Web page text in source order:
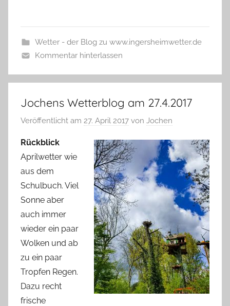
Wetter - der Blog zu www.ingersheimwetter.de
Kommentar hinterlassen
Jochens Wetterblog am 27.4.2017
Veröffentlicht am 27. April 2017 von Jochen
Rückblick
Aprilwetter wie
aus dem
Schulbuch. Viel
Sonne aber
auch immer
wieder ein paar
Wolken und ab
zu ein paar
Tropfen Regen.
Dazu recht
frische